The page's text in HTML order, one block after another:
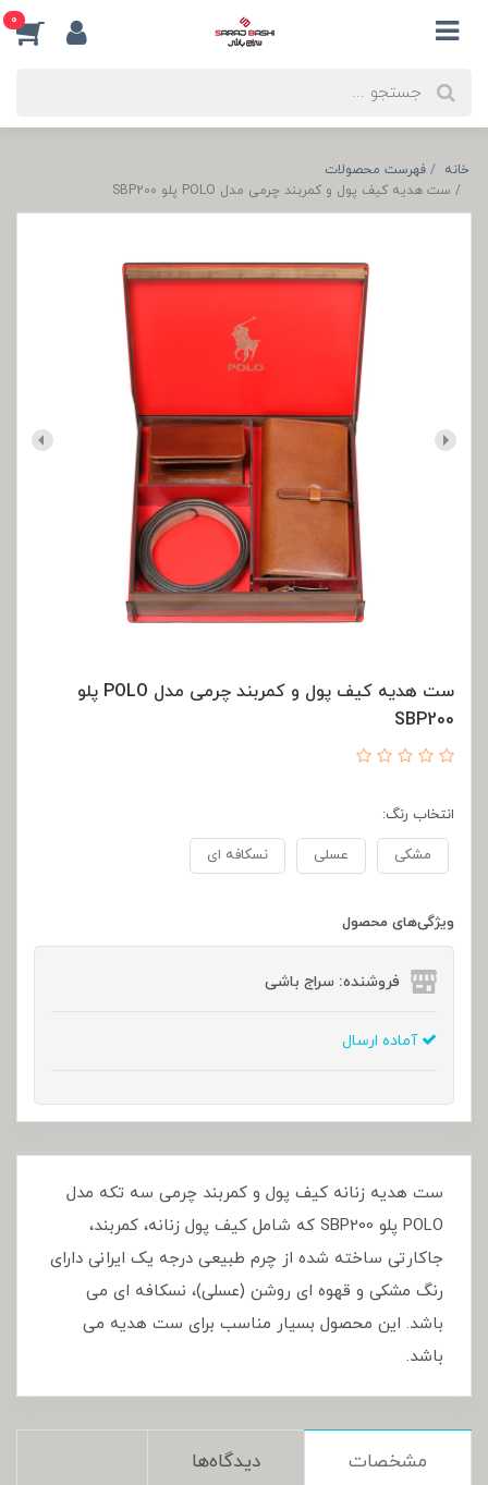
0
خانه
فهرست محصولات
ست هدیه کیف پول و کمربند چرمی مدل POLO پلو SBP200
ست هدیه کیف پول و کمربند چرمی مدل POLO پلو
SBP200
انتخاب رنگ:
مشکی عسلی نسکافه ای
ویژگی‌های محصول
فروشنده: سراج باشی
آماده ارسال
ست هدیه زنانه کیف پول و کمربند چرمی سه تکه مدل
POLO پلو SBP200 که شامل کیف پول زنانه، کمربند،
جاکارتی ساخته شده از چرم طبیعی درجه یک ایرانی دارای
رنگ مشکی و قهوه ای روشن (عسلی)، نسکافه ای می
باشد. این محصول بسیار مناسب برای ست هدیه می
باشد.
مشخصات دیدگاه‌ها